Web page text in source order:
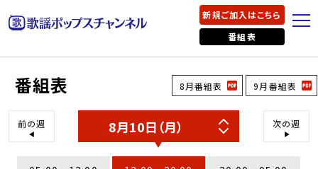
新規ご加入はこちら
番組表
番組表 8月番組表 9月番組表
前の週 次の週